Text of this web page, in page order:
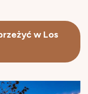
w Los